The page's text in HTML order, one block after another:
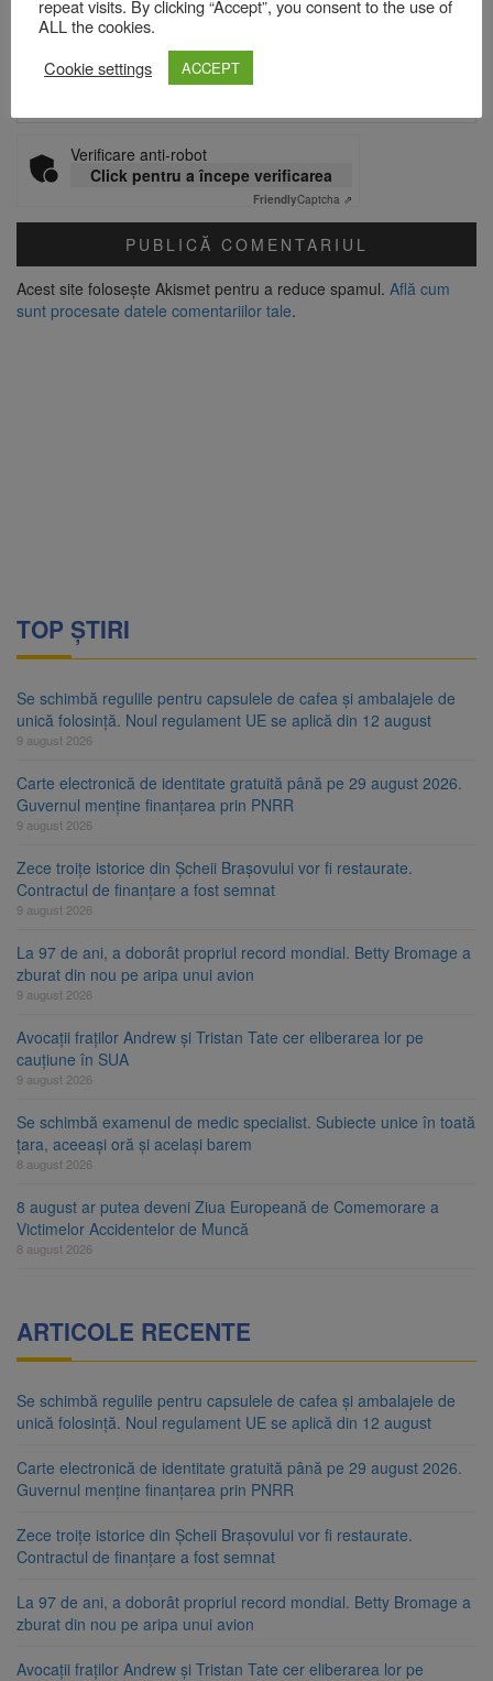
Site web
Verificare anti-robot
Click pentru a începe verificarea
FriendlyCaptcha ⇗
Acest site folosește Akismet pentru a reduce spamul. Află cum
sunt procesate datele comentariilor tale.
TOP ȘTIRI
Se schimbă regulile pentru capsulele de cafea și ambalajele de
unică folosință. Noul regulament UE se aplică din 12 august
9 august 2026
Carte electronică de identitate gratuită până pe 29 august 2026.
Guvernul menține finanțarea prin PNRR
9 august 2026
Zece troițe istorice din Șcheii Brașovului vor fi restaurate.
Contractul de finanțare a fost semnat
9 august 2026
La 97 de ani, a doborât propriul record mondial. Betty Bromage a
zburat din nou pe aripa unui avion
9 august 2026
Avocații fraților Andrew și Tristan Tate cer eliberarea lor pe
cauțiune în SUA
9 august 2026
Se schimbă examenul de medic specialist. Subiecte unice în toată
țara, aceeași oră și același barem
8 august 2026
8 august ar putea deveni Ziua Europeană de Comemorare a
Victimelor Accidentelor de Muncă
8 august 2026
ARTICOLE RECENTE
Se schimbă regulile pentru capsulele de cafea și ambalajele de
unică folosință. Noul regulament UE se aplică din 12 august
Carte electronică de identitate gratuită până pe 29 august 2026.
Guvernul menține finanțarea prin PNRR
Zece troițe istorice din Șcheii Brașovului vor fi restaurate.
Contractul de finanțare a fost semnat
La 97 de ani, a doborât propriul record mondial. Betty Bromage a
zburat din nou pe aripa unui avion
Avocații fraților Andrew și Tristan Tate cer eliberarea lor pe
repeat visits. By clicking “Accept”, you consent to the use of
ALL the cookies.
Cookie settings
ACCEPT